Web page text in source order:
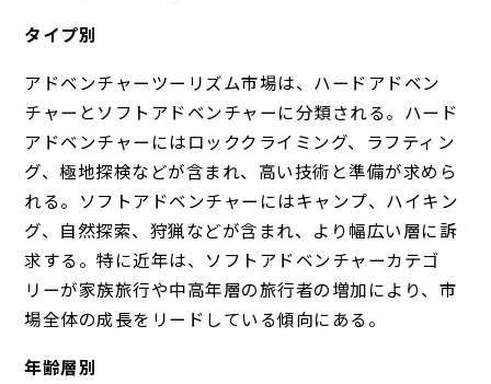
タイプ別
アドベンチャーツーリズム市場は、ハードアドベン
チャーとソフトアドベンチャーに分類される。ハード
アドベンチャーにはロッククライミング、ラフティン
グ、極地探検などが含まれ、高い技術と準備が求めら
れる。ソフトアドベンチャーにはキャンプ、ハイキン
グ、自然探索、狩猟などが含まれ、より幅広い層に訴
求する。特に近年は、ソフトアドベンチャーカテゴ
リーが家族旅行や中高年層の旅行者の増加により、市
場全体の成長をリードしている傾向にある。
年齢層別